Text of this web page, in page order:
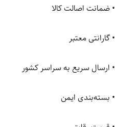
• ضمانت اصالت کالا
• گارانتی معتبر
• ارسال سریع به سراسر کشور
• بسته‌بندی ایمن